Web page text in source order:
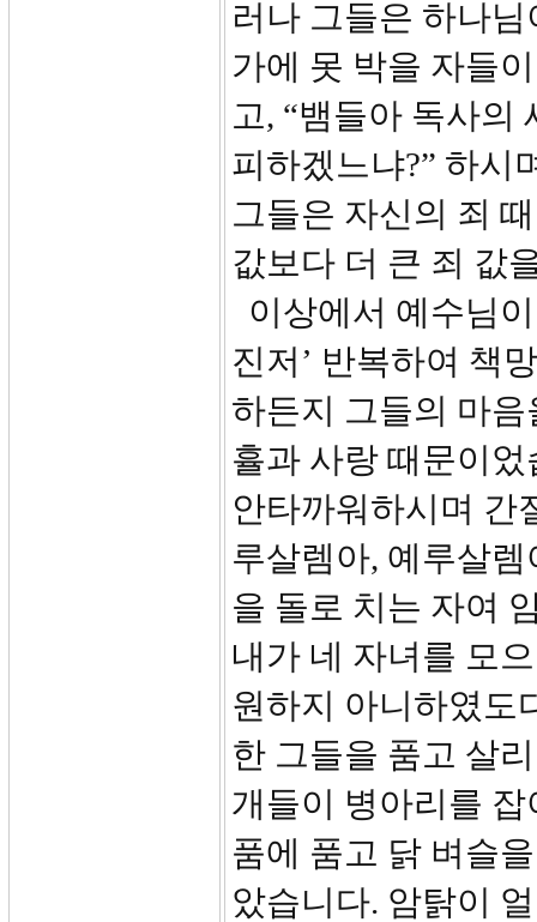
러나 그들은 하나
가에 못 박을 자들
고, “뱀들아 독사의
피하겠느냐?” 하시
그들은 자신의 죄
값보다 더 큰 죄 값
이상에서 예수님
진저’ 반복하여 책
하든지 그들의 마
휼과 사랑 때문이
안타까워하시며 간
루살렘아, 예루살
을 돌로 치는 자여
내가 네 자녀를 모
원하지 아니하였도
한 그들을 품고 살
개들이 병아리를
품에 품고 닭 벼슬
았습니다. 암탉이